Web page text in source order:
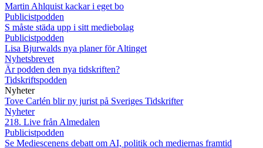
Martin Ahlquist kackar i eget bo
Publicistpodden
S måste städa upp i sitt mediebolag
Publicistpodden
Lisa Bjurwalds nya planer för Altinget
Nyhetsbrevet
Är podden den nya tidskriften?
Tidskriftspodden
Nyheter
Tove Carlén blir ny jurist på Sveriges Tidskrifter
Nyheter
218. Live från Almedalen
Publicistpodden
Se Mediescenens debatt om AI, politik och mediernas framtid